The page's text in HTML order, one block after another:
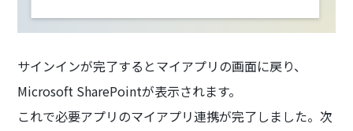
サインインが完了するとマイアプリの画面に戻り、
Microsoft SharePointが表示されます。
これで必要アプリのマイアプリ連携が完了しました。次